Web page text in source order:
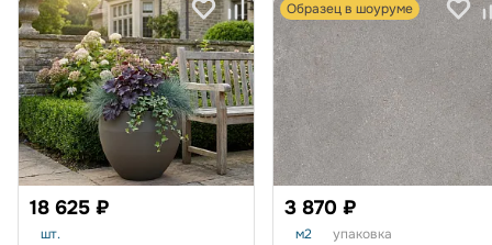
18 625 ₽
шт.
Образец в шоуруме
3 870 ₽
м2 упаковка